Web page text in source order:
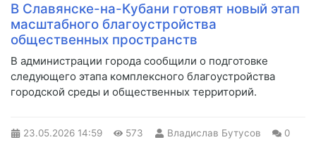
В Славянске-на-Кубани готовят новый этап
масштабного благоустройства
общественных пространств
В администрации города сообщили о подготовке
следующего этапа комплексного благоустройства
городской среды и общественных территорий.
23.05.2026 14:59 573 Владислав Бутусов 0